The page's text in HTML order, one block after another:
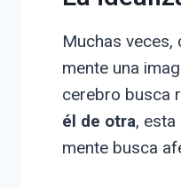
Muchas veces,
mente una
cerebro busca
él de otra, esta
mente busca